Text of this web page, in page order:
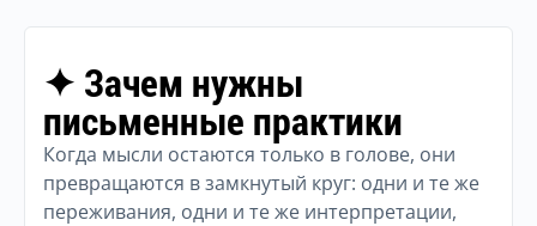
✦ Зачем нужны
письменные практики
Когда мысли остаются только в голове, они
превращаются в замкнутый круг: одни и те же
переживания, одни и те же интерпретации,